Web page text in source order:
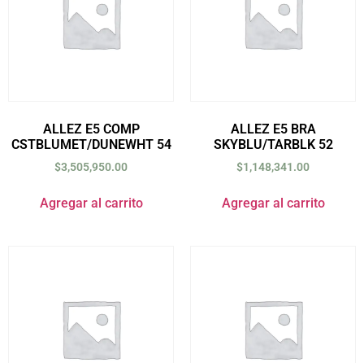
ALLEZ E5 COMP
CSTBLUMET/DUNEWHT 54
$3,505,950.00
Agregar al carrito
ALLEZ E5 BRA
SKYBLU/TARBLK 52
$1,148,341.00
Agregar al carrito